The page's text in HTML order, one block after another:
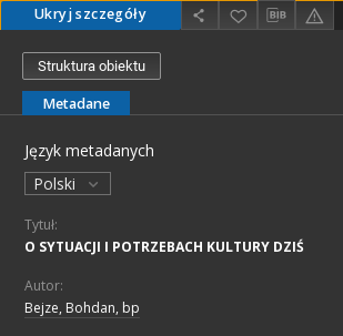
Ukryj szczegóły
Struktura obiektu
Metadane
Język metadanych
Polski
Tytuł:
O SYTUACJI I POTRZEBACH KULTURY DZIŚ
Autor:
Bejze, Bohdan, bp